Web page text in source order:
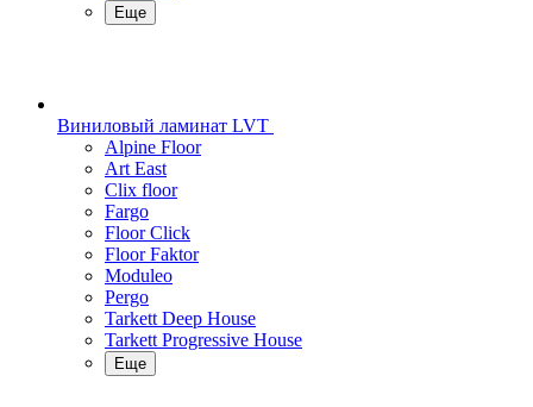
Еще
Виниловый ламинат LVT
Alpine Floor
Art East
Clix floor
Fargo
Floor Click
Floor Faktor
Moduleo
Pergo
Tarkett Deep House
Tarkett Progressive House
Еще